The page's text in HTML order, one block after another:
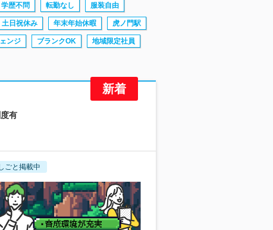
学歴不問 転勤なし 服装自由
土日祝休み 年末年始休暇 虎ノ門駅
ンジ ブランクOK 地域限定社員
有
ごと掲載中